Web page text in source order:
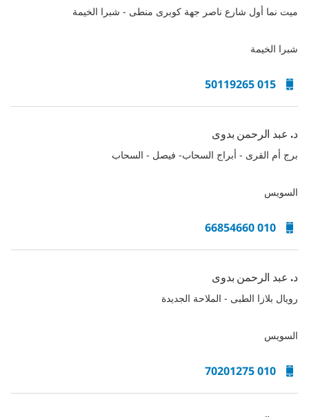
ميت نما أول شارع ناصر جهة كوبرى منطى - شبرا الخيمة
شبرا الخيمة
015 50119265
د. عبد الرحمن بدوى
برج أم القرى - أبراج السحاب- فيصل - السحاب
السويس
010 66854660
د. عبد الرحمن بدوى
رويال بلازا الطبى - الملاحة الجديدة
السويس
010 70201275